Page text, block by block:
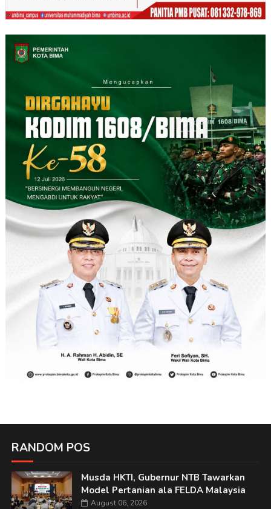
RANDOM POS
Musda HKTI, Gubernur NTB Tawarkan
Model Pertanian ala FELDA Malaysia
August 06, 2026